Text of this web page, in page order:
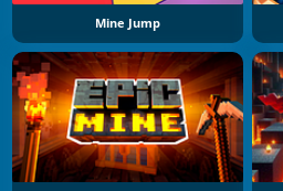
Mine Jump